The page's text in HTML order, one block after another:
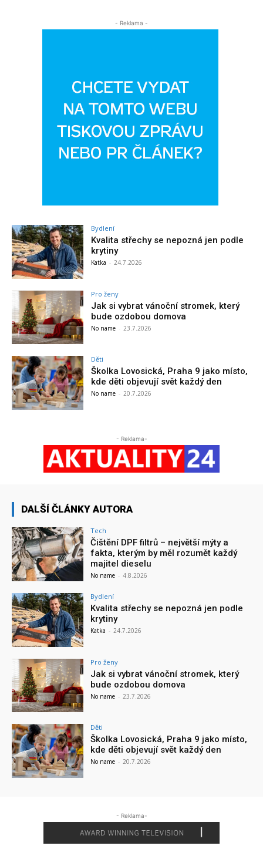
- Reklama -
Bydlení
Kvalita střechy se nepozná jen podle
krytiny
Katka - 24.7.2026
Pro ženy
Jak si vybrat vánoční stromek, který
bude ozdobou domova
No name - 23.7.2026
Děti
Školka Lovosická, Praha 9 jako místo,
kde děti objevují svět každý den
No name - 20.7.2026
- Reklama-
DALŠÍ ČLÁNKY AUTORA
Tech
Čištění DPF filtrů – největší mýty a
fakta, kterým by měl rozumět každý
majitel dieselu
No name - 4.8.2026
Bydlení
Kvalita střechy se nepozná jen podle
krytiny
Katka - 24.7.2026
Pro ženy
Jak si vybrat vánoční stromek, který
bude ozdobou domova
No name - 23.7.2026
Děti
Školka Lovosická, Praha 9 jako místo,
kde děti objevují svět každý den
No name - 20.7.2026
- Reklama-